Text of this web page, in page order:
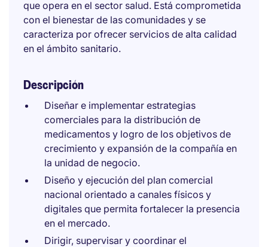
que opera en el sector salud. Está comprometida
con el bienestar de las comunidades y se
caracteriza por ofrecer servicios de alta calidad
en el ámbito sanitario.
Descripción
Diseñar e implementar estrategias
comerciales para la distribución de
medicamentos y logro de los objetivos de
crecimiento y expansión de la compañía en
la unidad de negocio.
Diseño y ejecución del plan comercial
nacional orientado a canales físicos y
digitales que permita fortalecer la presencia
en el mercado.
Dirigir, supervisar y coordinar el